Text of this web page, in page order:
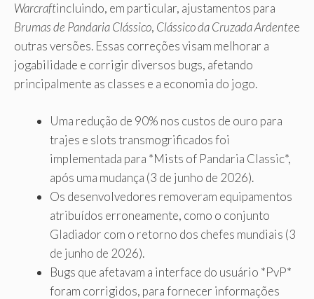
Warcraftincluindo, em particular, ajustamentos para
Brumas de Pandaria Clássico, Clássico da Cruzada Ardentee
outras versões. Essas correções visam melhorar a
jogabilidade e corrigir diversos bugs, afetando
principalmente as classes e a economia do jogo.
Uma redução de 90% nos custos de ouro para
trajes e slots transmogrificados foi
implementada para *Mists of Pandaria Classic*,
após uma mudança (3 de junho de 2026).
Os desenvolvedores removeram equipamentos
atribuídos erroneamente, como o conjunto
Gladiador com o retorno dos chefes mundiais (3
de junho de 2026).
Bugs que afetavam a interface do usuário *PvP*
foram corrigidos, para fornecer informações